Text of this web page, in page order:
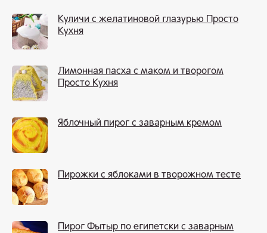
Куличи с желатиновой глазурью Просто
Кухня
Лимонная пасха с маком и творогом
Просто Кухня
Яблочный пирог с заварным кремом
Пирожки с яблоками в творожном тесте
Пирог Фытыр по египетски с заварным